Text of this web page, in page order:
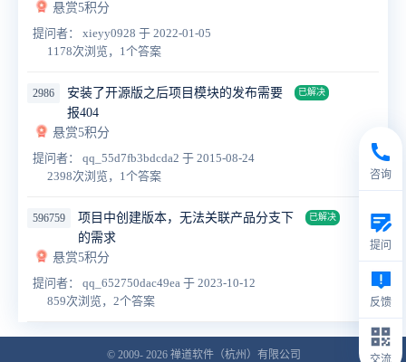
悬赏5积分
提问者： xieyy0928 于 2022-01-05
1178次浏览，1个答案
2986
安装了开源版之后项目模块的发布需要
报404
已解决
悬赏5积分
提问者： qq_55d7fb3bdcda2 于 2015-08-24
2398次浏览，1个答案
596759
项目中创建版本，无法关联产品分支下
的需求
已解决
悬赏5积分
提问者： qq_652750dac49ea 于 2023-10-12
859次浏览，2个答案
© 2009- 2026 禅道软件（杭州）有限公司
咨询
提问
反馈
交流